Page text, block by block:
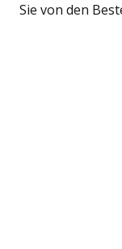
Sie von den